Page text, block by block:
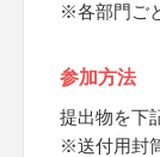
※各部門ご
参加方法
提出物を下
※送付用封